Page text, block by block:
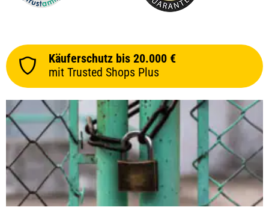
Käuferschutz bis 20.000 €
mit Trusted Shops Plus